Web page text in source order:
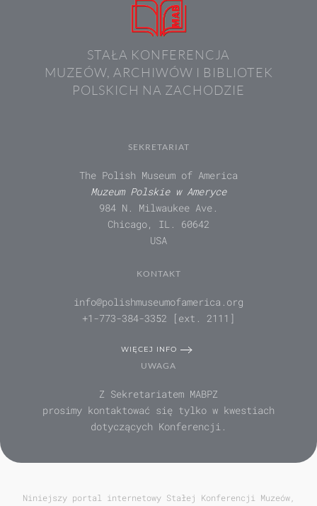
STAŁA KONFERENCJA
MUZEÓW, ARCHIWÓW I BIBLIOTEK
POLSKICH NA ZACHODZIE
SEKRETARIAT
The Polish Museum of America
Muzeum Polskie w Ameryce
984 N. Milwaukee Ave.
Chicago, IL. 60642
USA
KONTAKT
info@polishmuseumofamerica.org
+1-773-384-3352 [ext. 2111]
WIĘCEJ INFO
UWAGA
Z Sekretariatem MABPZ
prosimy kontaktować się tylko w kwestiach
dotyczących Konferencji.
Niniejszy portal internetowy Stałej Konferencji Muzeów,